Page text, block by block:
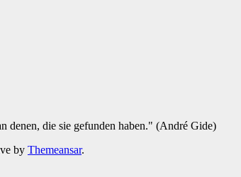
denen, die sie gefunden haben." (André Gide)
by Themeansar.